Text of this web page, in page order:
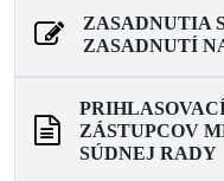
ZASADNUTIA
ZASADNUTÍ
ZÁSTUPCOV
SÚDNEJ RADY